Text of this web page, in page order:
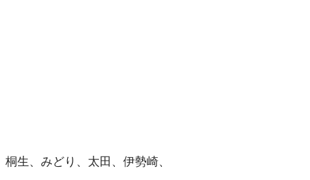
桐生、みどり、太田、伊勢崎、